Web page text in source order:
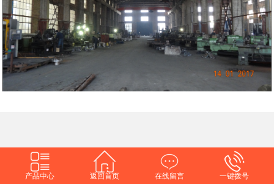
产品中心 返回首页 在线留言 一键拨号